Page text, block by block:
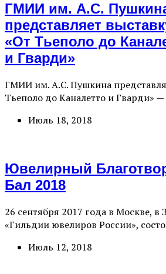
ГМИИ им. А.С.
представляет
«От Тьеполо до
и Гварди»
ГМИИ им. А.С. Пушкина
Тьеполо до Каналетто и Гварди»
Июль 18, 2018
Ювелирный
Бал 2018
26 сентября 2017 года в Москве, в
«Гильдии ювелиров России»,
Июль 12, 2018